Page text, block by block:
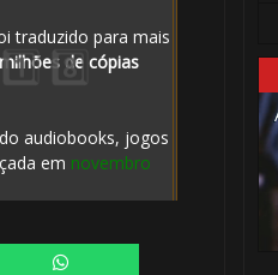
traduzido para mais
de cópias
audiobooks, jogos
em novembro